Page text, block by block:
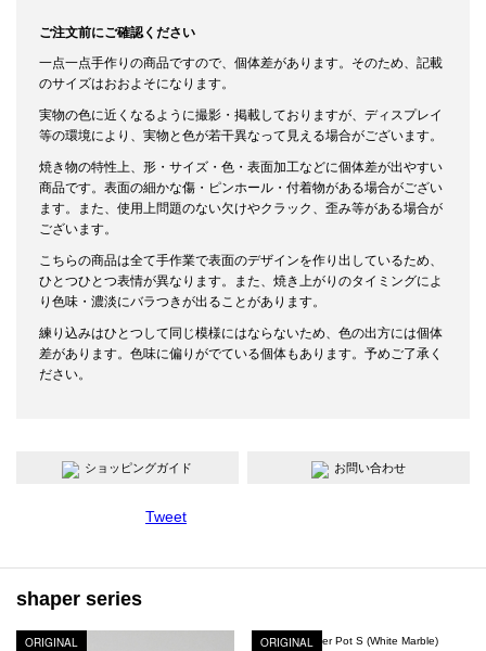
ご注文前にご確認ください
一点一点手作りの商品ですので、個体差があります。そのため、記載
のサイズはおおよそになります。
実物の色に近くなるように撮影・掲載しておりますが、ディスプレイ
等の環境により、実物と色が若干異なって見える場合がございます。
焼き物の特性上、形・サイズ・色・表面加工などに個体差が出やすい
商品です。表面の細かな傷・ピンホール・付着物がある場合がござい
ます。また、使用上問題のない欠けやクラック、歪み等がある場合が
ございます。
こちらの商品は全て手作業で表面のデザインを作り出しているため、
ひとつひとつ表情が異なります。また、焼き上がりのタイミングによ
り色味・濃淡にバラつきが出ることがあります。
練り込みはひとつして同じ模様にはならないため、色の出方には個体
差があります。色味に偏りがでている個体もあります。予めご了承く
ださい。
ショッピングガイド お問い合わせ
Tweet
shaper series
ORIGINAL ORIGINAL
Shaper Cylinder Pot S (White Marble)